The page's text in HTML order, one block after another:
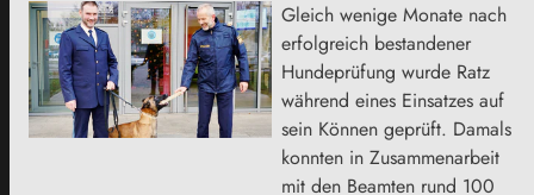
Gleich wenige Monate nach
erfolgreich bestandener
Hundeprüfung wurde Ratz
während eines Einsatzes auf
sein Können geprüft. Damals
konnten in Zusammenarbeit
mit den Beamten rund 100